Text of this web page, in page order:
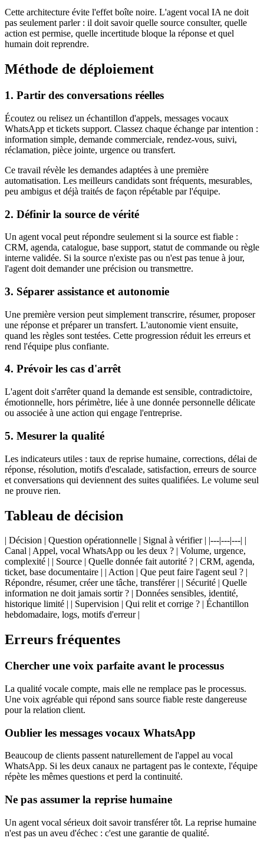
Cette architecture évite l'effet boîte noire. L'agent vocal IA ne doit
pas seulement parler : il doit savoir quelle source consulter, quelle
action est permise, quelle incertitude bloque la réponse et quel
humain doit reprendre.
Méthode de déploiement
1. Partir des conversations réelles
Écoutez ou relisez un échantillon d'appels, messages vocaux
WhatsApp et tickets support. Classez chaque échange par intention :
information simple, demande commerciale, rendez-vous, suivi,
réclamation, pièce jointe, urgence ou transfert.
Ce travail révèle les demandes adaptées à une première
automatisation. Les meilleurs candidats sont fréquents, mesurables,
peu ambigus et déjà traités de façon répétable par l'équipe.
2. Définir la source de vérité
Un agent vocal peut répondre seulement si la source est fiable :
CRM, agenda, catalogue, base support, statut de commande ou règle
interne validée. Si la source n'existe pas ou n'est pas tenue à jour,
l'agent doit demander une précision ou transmettre.
3. Séparer assistance et autonomie
Une première version peut simplement transcrire, résumer, proposer
une réponse et préparer un transfert. L'autonomie vient ensuite,
quand les règles sont testées. Cette progression réduit les erreurs et
rend l'équipe plus confiante.
4. Prévoir les cas d'arrêt
L'agent doit s'arrêter quand la demande est sensible, contradictoire,
émotionnelle, hors périmètre, liée à une donnée personnelle délicate
ou associée à une action qui engage l'entreprise.
5. Mesurer la qualité
Les indicateurs utiles : taux de reprise humaine, corrections, délai de
réponse, résolution, motifs d'escalade, satisfaction, erreurs de source
et conversations qui deviennent des suites qualifiées. Le volume seul
ne prouve rien.
Tableau de décision
| Décision | Question opérationnelle | Signal à vérifier | |---|---|---| |
Canal | Appel, vocal WhatsApp ou les deux ? | Volume, urgence,
complexité | | Source | Quelle donnée fait autorité ? | CRM, agenda,
ticket, base documentaire | | Action | Que peut faire l'agent seul ? |
Répondre, résumer, créer une tâche, transférer | | Sécurité | Quelle
information ne doit jamais sortir ? | Données sensibles, identité,
historique limité | | Supervision | Qui relit et corrige ? | Échantillon
hebdomadaire, logs, motifs d'erreur |
Erreurs fréquentes
Chercher une voix parfaite avant le processus
La qualité vocale compte, mais elle ne remplace pas le processus.
Une voix agréable qui répond sans source fiable reste dangereuse
pour la relation client.
Oublier les messages vocaux WhatsApp
Beaucoup de clients passent naturellement de l'appel au vocal
WhatsApp. Si les deux canaux ne partagent pas le contexte, l'équipe
répète les mêmes questions et perd la continuité.
Ne pas assumer la reprise humaine
Un agent vocal sérieux doit savoir transférer tôt. La reprise humaine
n'est pas un aveu d'échec : c'est une garantie de qualité.